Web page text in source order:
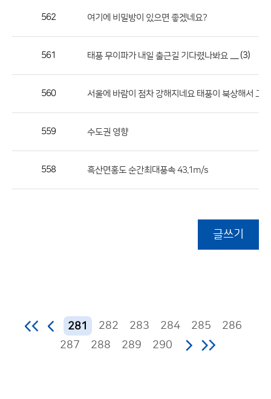
공
562 여기에 비밀방이 있으면 좋겠네요?
561 태풍 무이파가 내일 출근길 기다렸나봐요 ....... (3)
560 서울에 바람이 점차 강해지네요 태풍이 북상해서 그
559 수도권 영향
558 흑산면홍도 순간최대풍속 43.1m/s
글쓰기
281 282 283 284 285
286
287
288 289 290